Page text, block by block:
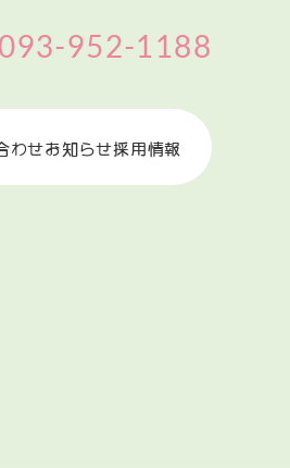
093-952-1188
わせお知らせ採用情報